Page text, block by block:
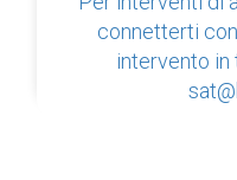
connetterti
intervento